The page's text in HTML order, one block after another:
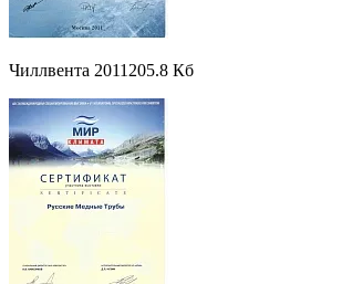
Чиллвента 2011 205.8 Кб